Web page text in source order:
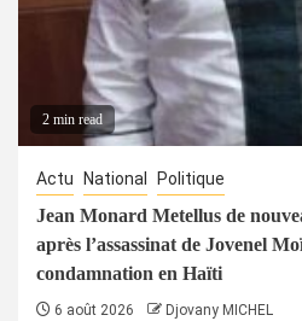
2 min read
Actu National Politique
Jean Monard Metellus de
après l’assassinat de Jovenel
condamnation en Haïti
6 août 2026 Djovany MICHEL